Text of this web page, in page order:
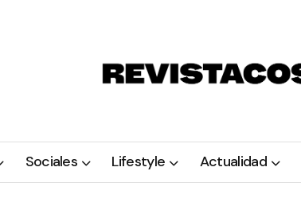
Sociales Lifestyle Actualidad